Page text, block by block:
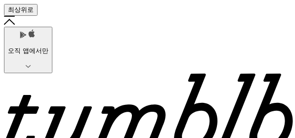
최상위로
오직 앱에서만